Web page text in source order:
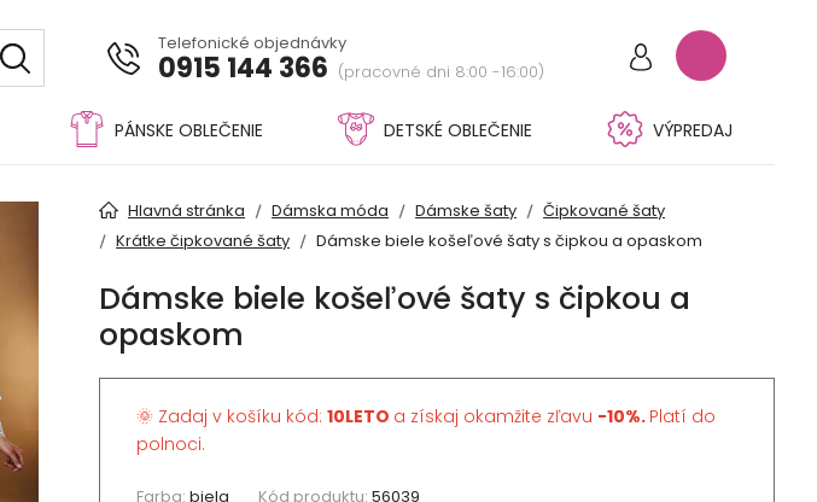
Telefonické objednávky
0915 144 366 (pracovné dni 8:00 -16:00)
PÁNSKE OBLEČENIE DETSKÉ OBLEČENIE VÝPREDAJ
Hlavná stránka Dámska móda Dámske šaty
Čipkované šaty
Krátke čipkované šaty
Dámske biele košeľové šaty s čipkou a opaskom
Dámske biele košeľové šaty s čipkou a
opaskom
🌞 Zadaj v košíku kód: 10LETO a získaj okamžite zľavu -10%. Platí do
polnoci.
Farba: biela Kód produktu: 56039